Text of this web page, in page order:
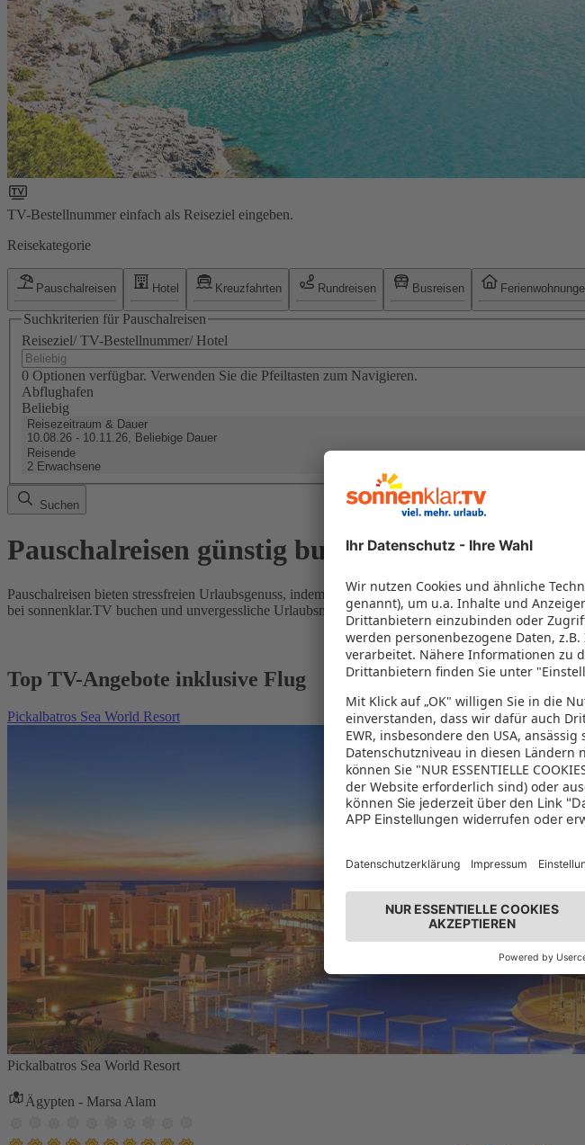
TV-Bestellnummer einfach als Reiseziel eingeben.
Reisekategorie
Pauschalreisen Hotel Kreuzfahrten Rundreisen Busreisen
Suchkriterien für Pauschalreisen
Reiseziel/ TV-Bestellnummer/ Hotel
0 Optionen verfügbar. Verwenden Sie die Pfeiltasten zum Navigieren.
Abflughafen
Beliebig
Reisezeitraum & Dauer
10.08.26 - 10.11.26, Beliebige Dauer
Reisende
2 Erwachsene
Suchen
Pauschalreisen günstig buchen
Pauschalreisen bieten stressfreien Urlaubsgenuss, indem Flug und Hotel in einem Paket kombiniert
bei sonnenklar.TV buchen und unvergessliche Urlaubsmomente erleben!
Top TV-Angebote inklusive Flug
Pickalbatros Sea World Resort
Pickalbatros Sea World Resort
Ägypten - Marsa Alam